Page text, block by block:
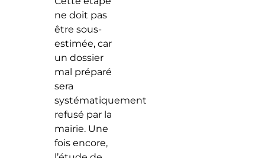
ne doit pas
être sous-
estimée, car
un dossier
mal préparé
sera
systématiquement
refusé par la
mairie. Une
fois encore,